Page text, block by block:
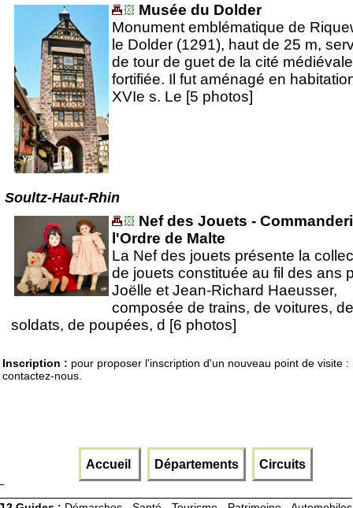
Musée du Dolder
Monument emblématique de
le Dolder (1291), haut de 25 m,
de tour de guet de la cité médiévale
fortifiée. Il fut aménagé en
XVIe s. Le [5 photos]
Soultz-Haut-Rhin
Nef des Jouets -
l'Ordre de Malte
La Nef des jouets présente la
de jouets constituée au fil des ans
Joëlle et Jean-Richard Haeusser,
composée de trains, de voitures, de
soldats, de poupées, d [6 photos]
Inscription : pour proposer l'inscription d'un nouveau point de visite :
contactez-nous.
Accueil Départements Circuits